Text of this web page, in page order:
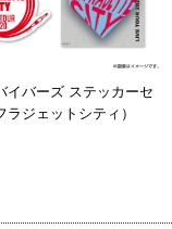
イバーズ ステッカーセ
ラジェットシティ）